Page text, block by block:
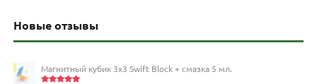
Новые отзывы
Магнитный кубик 3х3 Swift Block + смазка 5 мл.